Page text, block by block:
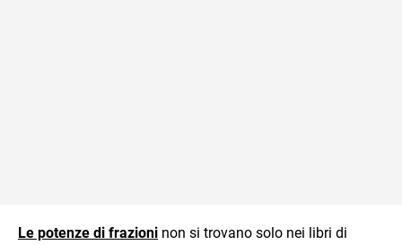
Le potenze di frazioni non si trovano solo nei libri di